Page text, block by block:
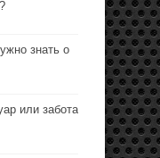
знать о
или забота